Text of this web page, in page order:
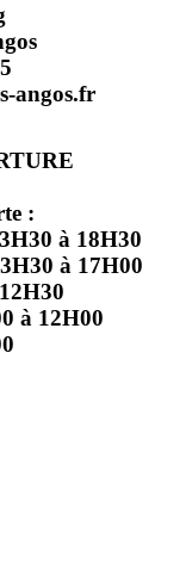
angos.fr
:
à 18H30
à 17H00
à 12H00